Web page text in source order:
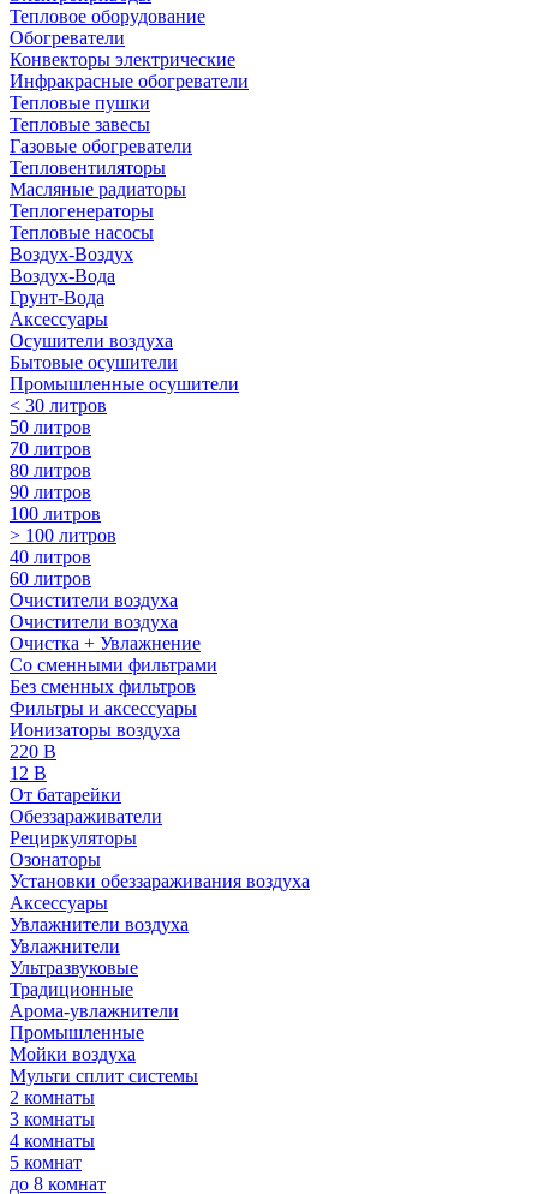
Тепловое оборудование
Обогреватели
Конвекторы электрические
Инфракрасные обогреватели
Тепловые пушки
Тепловые завесы
Газовые обогреватели
Тепловентиляторы
Масляные радиаторы
Теплогенераторы
Тепловые насосы
Воздух-Воздух
Воздух-Вода
Грунт-Вода
Аксессуары
Осушители воздуха
Бытовые осушители
Промышленные осушители
< 30 литров
50 литров
70 литров
80 литров
90 литров
100 литров
> 100 литров
40 литров
60 литров
Очистители воздуха
Очистители воздуха
Очистка + Увлажнение
Cо сменными фильтрами
Без сменных фильтров
Фильтры и аксессуары
Ионизаторы воздуха
220 В
12 В
От батарейки
Обеззараживатели
Рециркуляторы
Озонаторы
Установки обеззараживания воздуха
Аксессуары
Увлажнители воздуха
Увлажнители
Ультразвуковые
Традиционные
Арома-увлажнители
Промышленные
Мойки воздуха
Мульти сплит системы
2 комнаты
3 комнаты
4 комнаты
5 комнат
до 8 комнат